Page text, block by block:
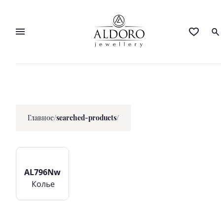
Главное/searched-products/
AL796Nw
Колье